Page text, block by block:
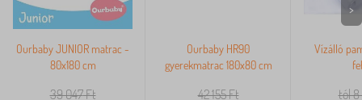
Ourbaby JUNIOR matrac -
80x180 cm
39 047Ft
Ourbaby HR90
gyerekmatrac 180x80 cm
42 155Ft
Vízálló
tól 8
>